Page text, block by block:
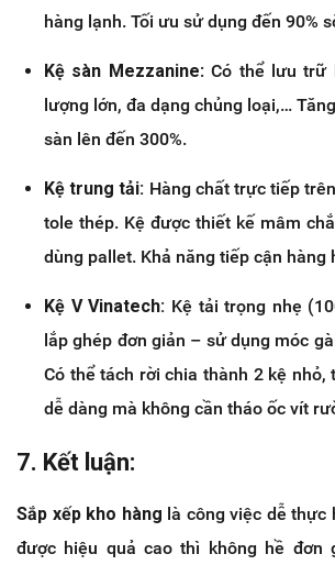
hàng lạnh. Tối ưu sử dụng đến 90%
Kệ sàn Mezzanine: Có thể lưu trữ
lượng lớn, đa dạng chủng loại,…
sàn lên đến 300%.
Kệ trung tải: Hàng chất trực tiếp
tole thép. Kệ được thiết kế mâm
dùng pallet. Khả năng tiếp cận hàng
Kệ V Vinatech: Kệ tải trọng nhẹ
lắp ghép đơn giản – sử dụng móc
Có thể tách rời chia thành 2 kệ nhỏ,
dễ dàng mà không cần tháo ốc vít
7. Kết luận:
Sắp xếp kho hàng là công việc dễ
được hiệu quả cao thì không hề đơn